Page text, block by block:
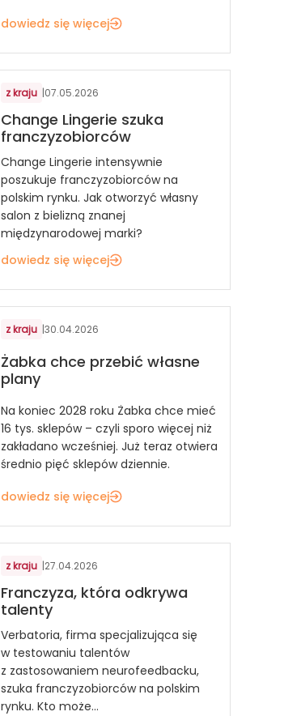
dowiedz się więcej
z kraju |07.05.2026
Change Lingerie szuka
franczyzobiorców
Change Lingerie intensywnie
poszukuje franczyzobiorców na
polskim rynku. Jak otworzyć własny
salon z bielizną znanej
międzynarodowej marki?
dowiedz się więcej
z kraju |30.04.2026
Żabka chce przebić własne
plany
Na koniec 2028 roku Żabka chce mieć
16 tys. sklepów – czyli sporo więcej niż
zakładano wcześniej. Już teraz otwiera
średnio pięć sklepów dziennie.
dowiedz się więcej
z kraju |27.04.2026
Franczyza, która odkrywa
talenty
Verbatoria, firma specjalizująca się
w testowaniu talentów
z zastosowaniem neurofeedbacku,
szuka franczyzobiorców na polskim
rynku. Kto może...